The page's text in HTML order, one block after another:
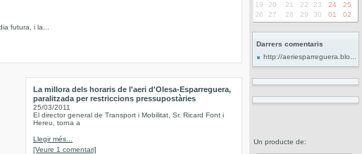
futura, i la...
La millora dels horaris de l'aeri d'Olesa-Esparreguera,
paralitzada per restriccions pressupostàries
25/03/2011
El director general de Transport i Mobilitat, Sr. Ricard Font i
Hereu, torna a
Llegir més...
[Veure 1 comentari]
19
20 21 22 23 24
25
26
27 28 29 30 01 02
Darrers comentaris
http://aeriesparreguera.blo...
Un producte de: